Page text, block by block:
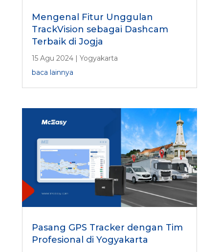
Mengenal Fitur Unggulan
TrackVision sebagai Dashcam
Terbaik di Jogja
15 Agu 2024| Yogyakarta
baca lainnya
Pasang GPS Tracker dengan Tim
Profesional di Yogyakarta